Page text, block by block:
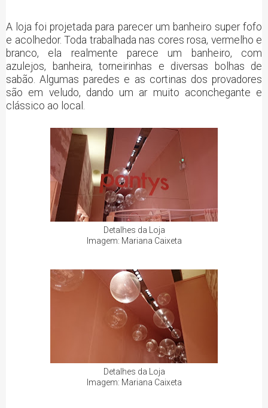
A loja foi projetada para parecer um banheiro super fofo
e acolhedor. Toda trabalhada nas cores rosa, vermelho e
branco, ela realmente parece um banheiro, com
azulejos, banheira, torneirinhas e diversas bolhas de
sabão. Algumas paredes e as cortinas dos provadores
são em veludo, dando um ar muito aconchegante e
clássico ao local.
Detalhes da Loja
Imagem: Mariana Caixeta
Detalhes da Loja
Imagem: Mariana Caixeta